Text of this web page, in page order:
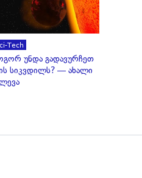
Tech
უნდა გადავურჩეთ
სიკვდილს? — ახალი